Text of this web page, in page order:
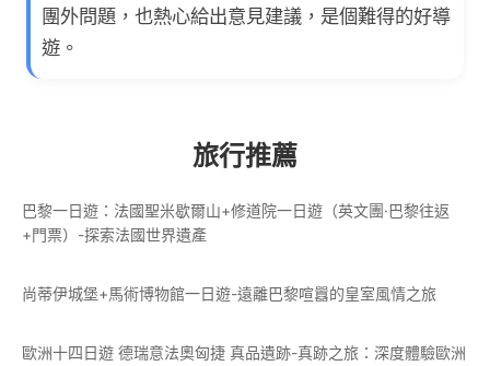
團外問題，也熱心給出意見建議，是個難得的好導
遊。
旅行推薦
巴黎一日遊：法國聖米歇爾山+修道院一日遊（英文團·巴黎往返
+門票）-探索法國世界遺產
尚蒂伊城堡+馬術博物館一日遊-遠離巴黎喧囂的皇室風情之旅
歐洲十四日遊 德瑞意法奧匈捷 真品遺跡-真跡之旅：深度體驗歐洲